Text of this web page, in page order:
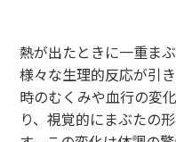
熱が出たときに一重ま
様々な生理的反応が引
時のむくみや血行の変
り、視覚的にまぶたの